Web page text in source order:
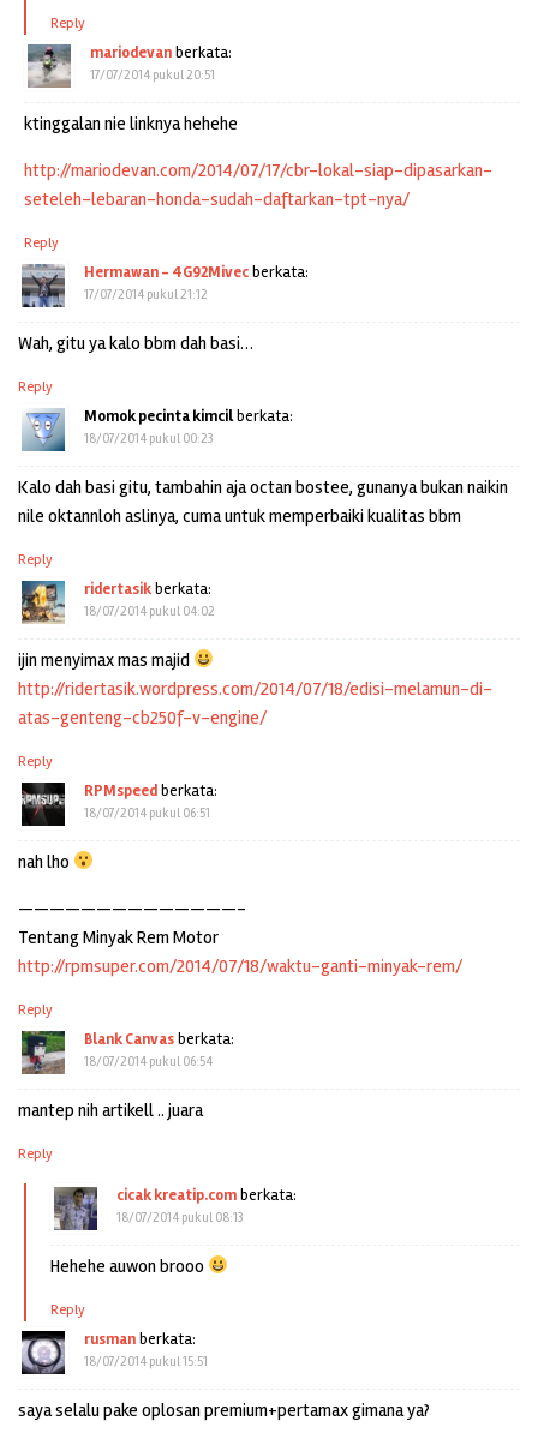
Reply
mariodevanberkata:
17/07/2014 pukul 20:51
ktinggalan nie linknya hehehe
http://mariodevan.com/2014/07/17/cbr-lokal-siap-dipasarkan-
seteleh-lebaran-honda-sudah-daftarkan-tpt-nya/
Reply
Hermawan - 4G92Mivecberkata:
17/07/2014 pukul 21:12
Wah, gitu ya kalo bbm dah basi…
Reply
Momok pecinta kimcilberkata:
18/07/2014 pukul 00:23
Kalo dah basi gitu, tambahin aja octan bostee, gunanya bukan naikin
nile oktannloh aslinya, cuma untuk memperbaiki kualitas bbm
Reply
ridertasikberkata:
18/07/2014 pukul 04:02
ijin menyimax mas majid
http://ridertasik.wordpress.com/2014/07/18/edisi-melamun-di-
atas-genteng-cb250f-v-engine/
Reply
RPMspeed berkata:
18/07/2014 pukul 06:51
nah lho
——————————————-
Tentang Minyak Rem Motor
http://rpmsuper.com/2014/07/18/waktu-ganti-minyak-rem/
Reply
Blank Canvasberkata:
18/07/2014 pukul 06:54
mantep nih artikell .. juara
Reply
cicak kreatip.comberkata:
18/07/2014 pukul 08:13
Hehehe auwon brooo
Reply
rusmanberkata:
18/07/2014 pukul 15:51
saya selalu pake oplosan premium+pertamax gimana ya?